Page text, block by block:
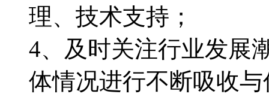
理、技术支持；
4、及时关注行业发展
体情况进行不断吸收